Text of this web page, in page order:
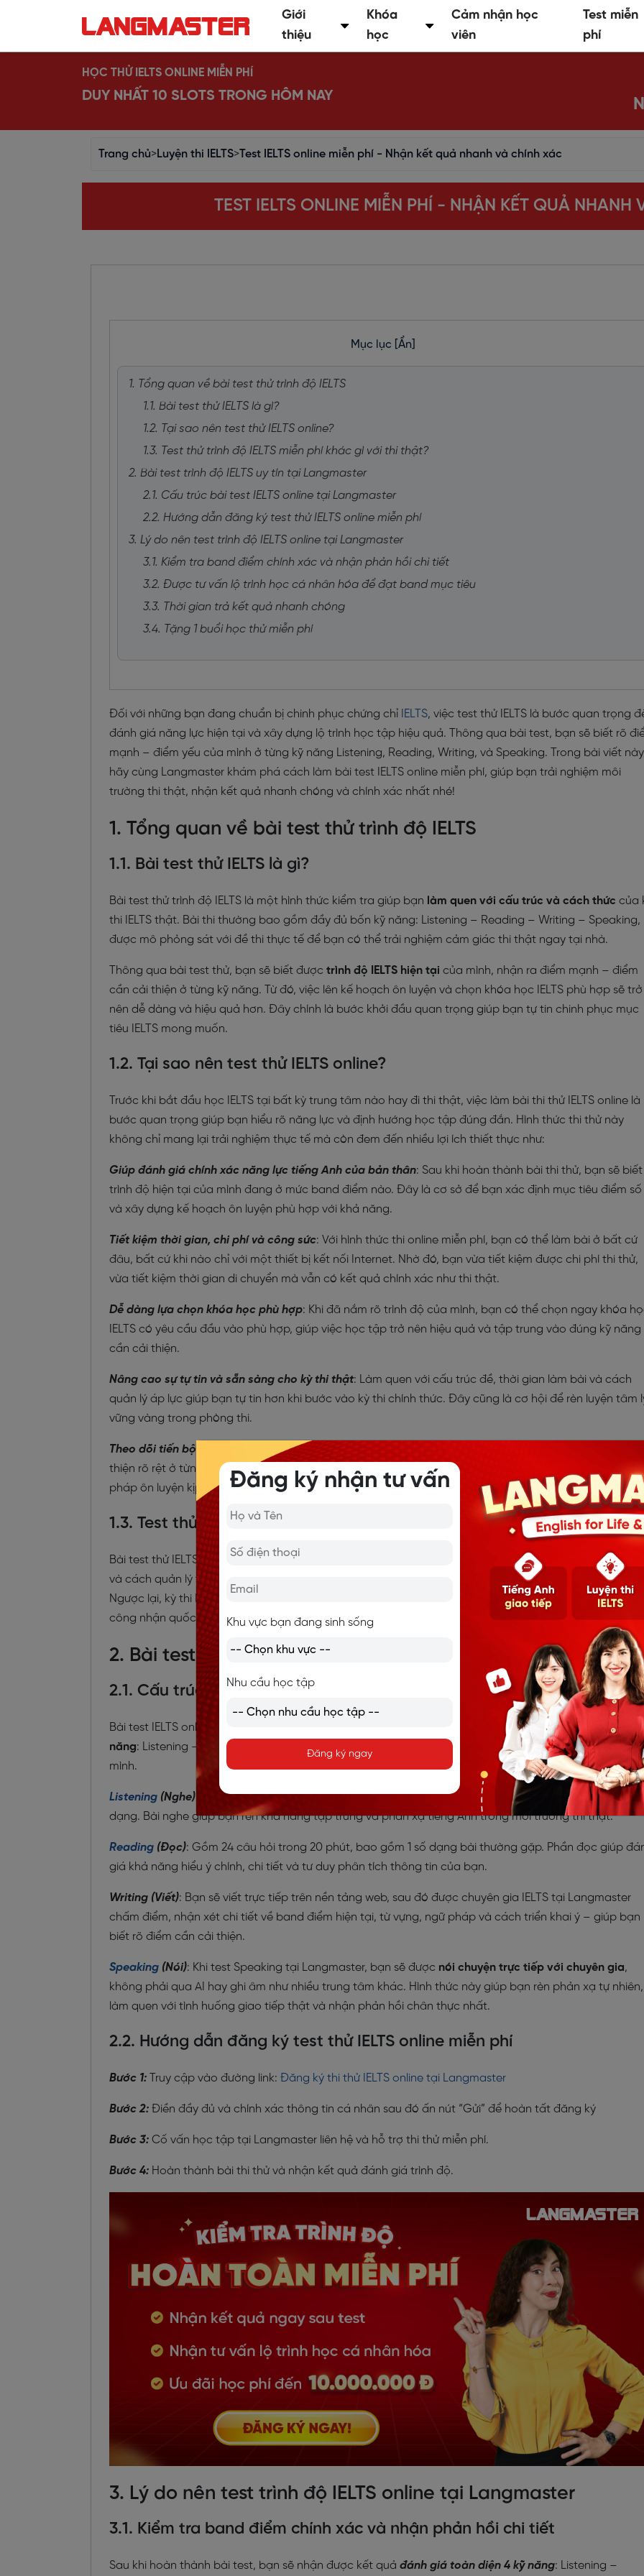
Giới
thiệu
Khóa
học
Cảm nhận học
viên
Test miễn
phí
HỌC THỬ IELTS ONLINE MIỄN PHÍ
DUY NHẤT 10 SLOTS TRONG HÔM NAY
Trang chủ>Luyện thi IELTS>Test IELTS online miễn phí - Nhận kết quả nhanh và chính xác
TEST IELTS ONLINE MIỄN PHÍ - NHẬN KẾT QUẢ NHANH
Mục lục [Ẩn]
1. Tổng quan về bài test thử trình độ IELTS
1.1. Bài test thử IELTS là gì?
1.2. Tại sao nên test thử IELTS online?
1.3. Test thử trình độ IELTS miễn phí khác gì với thi thật?
2. Bài test trình độ IELTS uy tín tại Langmaster
2.1. Cấu trúc bài test IELTS online tại Langmaster
2.2. Hướng dẫn đăng ký test thử IELTS online miễn phí
3. Lý do nên test trình độ IELTS online tại Langmaster
3.1. Kiểm tra band điểm chính xác và nhận phản hồi chi tiết
3.2. Được tư vấn lộ trình học cá nhân hóa để đạt band mục tiêu
3.3. Thời gian trả kết quả nhanh chóng
3.4. Tặng 1 buổi học thử miễn phí
Đối với những bạn đang chuẩn bị chinh phục chứng chỉ IELTS, việc test thử IELTS là bước quan trọng
đánh giá năng lực hiện tại và xây dựng lộ trình học tập hiệu quả. Thông qua bài test, bạn sẽ biết rõ
mạnh – điểm yếu của mình ở từng kỹ năng Listening, Reading, Writing, và Speaking. Trong bài viết
hãy cùng Langmaster khám phá cách làm bài test IELTS online miễn phí, giúp bạn trải nghiệm môi
trường thi thật, nhận kết quả nhanh chóng và chính xác nhất nhé!
1. Tổng quan về bài test thử trình độ IELTS
1.1. Bài test thử IELTS là gì?
Bài test thử trình độ IELTS là một hình thức kiểm tra giúp bạn làm quen với cấu trúc và cách thức của
thi IELTS thật. Bài thi thường bao gồm đầy đủ bốn kỹ năng: Listening – Reading – Writing – Speaking,
được mô phỏng sát với đề thi thực tế để bạn có thể trải nghiệm cảm giác thi thật ngay tại nhà.
Thông qua bài test thử, bạn sẽ biết được trình độ IELTS hiện tại của mình, nhận ra điểm mạnh – điểm
cần cải thiện ở từng kỹ năng. Từ đó, việc lên kế hoạch ôn luyện và chọn khóa học IELTS phù hợp sẽ trở
nên dễ dàng và hiệu quả hơn. Đây chính là bước khởi đầu quan trọng giúp bạn tự tin chinh phục mục
tiêu IELTS mong muốn.
1.2. Tại sao nên test thử IELTS online?
Trước khi bắt đầu học IELTS tại bất kỳ trung tâm nào hay đi thi thật, việc làm bài thi thử IELTS online là
bước quan trọng giúp bạn hiểu rõ năng lực và định hướng học tập đúng đắn. Hình thức thi thử này
không chỉ mang lại trải nghiệm thực tế mà còn đem đến nhiều lợi ích thiết thực như:
Giúp đánh giá chính xác năng lực tiếng Anh của bản thân: Sau khi hoàn thành bài thi thử, bạn sẽ biết
trình độ hiện tại của mình đang ở mức band điểm nào. Đây là cơ sở để bạn xác định mục tiêu điểm số
và xây dựng kế hoạch ôn luyện phù hợp với khả năng.
Tiết kiệm thời gian, chi phí và công sức: Với hình thức thi online miễn phí, bạn có thể làm bài ở bất cứ
đâu, bất cứ khi nào chỉ với một thiết bị kết nối Internet. Nhờ đó, bạn vừa tiết kiệm được chi phí thi thử,
vừa tiết kiệm thời gian di chuyển mà vẫn có kết quả chính xác như thi thật.
Dễ dàng lựa chọn khóa học phù hợp: Khi đã nắm rõ trình độ của mình, bạn có thể chọn ngay khóa
IELTS có yêu cầu đầu vào phù hợp, giúp việc học tập trở nên hiệu quả và tập trung vào đúng kỹ năng
cần cải thiện.
Nâng cao sự tự tin và sẵn sàng cho kỳ thi thật: Làm quen với cấu trúc đề, thời gian làm bài và cách
quản lý áp lực giúp bạn tự tin hơn khi bước vào kỳ thi chính thức. Đây cũng là cơ hội để rèn luyện tâm
vững vàng trong phòng thi.
Theo dõi tiến bộ của bản thân qua từng lần thi: Thi thử IELTS online định kỳ giúp bạn nhận thấy sự cải
thiện rõ rệt ở từng kỹ năng. Việc theo dõi tiến trình học giúp bạn duy trì động lực và điều chỉnh phương
pháp ôn luyện kịp thời để đạt kết quả cao nhất.
1.3. Test thử trình độ IELTS miễn phí khác gì với thi thật?
Bài test thử IELTS miễn phí có cấu trúc và độ khó
, giúp bạn làm quen với dạng đề
và cách quản lý thời gian. Tuy nhiên, kết quả chỉ mang tính tham khảo, không có giá trị chứng chỉ.
Ngược lại, kỳ thi IELTS thật do các đơn vị như IDP hay British Council tổ chức, có tính chính thức và
công nhận quốc tế.
2. Bài test trình độ IELTS uy tín tại Langmaster
2.1. Cấu trúc bài test IELTS online tại Langmaster
Bài test IELTS online tại Langmaster được thiết kế theo chuẩn cấu trúc kỳ thi IELTS thật, gồm đầy đủ
năng: Listening – Reading – Writing – Speaking, giúp bạn đánh giá toàn diện năng lực tiếng Anh của
mình.
Listening (Nghe) : Thời gian làm bài khoảng 30 phút, gồm 3 phần với âm thanh rõ nét, tình huống đa
dạng. Bài nghe giúp bạn rèn khả năng tập trung và phản xạ tiếng Anh trong môi trường thi thật.
Reading (Đọc): Gồm 24 câu hỏi trong 20 phút, bao gồm 1 số dạng bài thường gặp. Phần đọc giúp
giá khả năng hiểu ý chính, chi tiết và tư duy phân tích thông tin của bạn.
Writing (Viết): Bạn sẽ viết trực tiếp trên nền tảng web, sau đó được chuyên gia IELTS tại Langmaster
chấm điểm, nhận xét chi tiết về band điểm hiện tại, từ vựng, ngữ pháp và cách triển khai ý – giúp bạn
biết rõ điểm cần cải thiện.
Speaking (Nói): Khi test Speaking tại Langmaster, bạn sẽ được nói chuyện trực tiếp với chuyên gia,
không phải qua AI hay ghi âm như nhiều trung tâm khác. Hình thức này giúp bạn rèn phản xạ tự nhiên,
làm quen với tình huống giao tiếp thật và nhận phản hồi chân thực nhất.
2.2. Hướng dẫn đăng ký test thử IELTS online miễn phí
Bước 1: Truy cập vào đường link: Đăng ký thi thử IELTS online tại Langmaster
Bước 2: Điền đầy đủ và chính xác thông tin cá nhân sau đó ấn nút “Gửi” để hoàn tất đăng ký
Bước 3: Cố vấn học tập tại Langmaster liên hệ và hỗ trợ thi thử miễn phí.
Bước 4: Hoàn thành bài thi thử và nhận kết quả đánh giá trình độ.
3. Lý do nên test trình độ IELTS online tại Langmaster
3.1. Kiểm tra band điểm chính xác và nhận phản hồi chi tiết
Sau khi hoàn thành bài test, bạn sẽ nhận được kết quả đánh giá toàn diện 4 kỹ năng: Listening –
Đăng ký nhận tư vấn
Khu vực bạn đang sinh sống
Nhu cầu học tập
Đăng ký ngay